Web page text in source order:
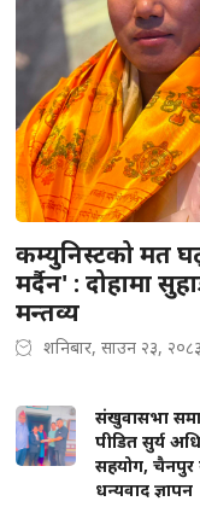
कम्युनिस्टको मत
मर्दैन' : दोहामा
मन्तव्य
शनिबार, साउन २३, २०८३
संखुवासभा
पीडित सुर्य
सहयोग, चैनपुर
धन्यवाद ज्ञापन